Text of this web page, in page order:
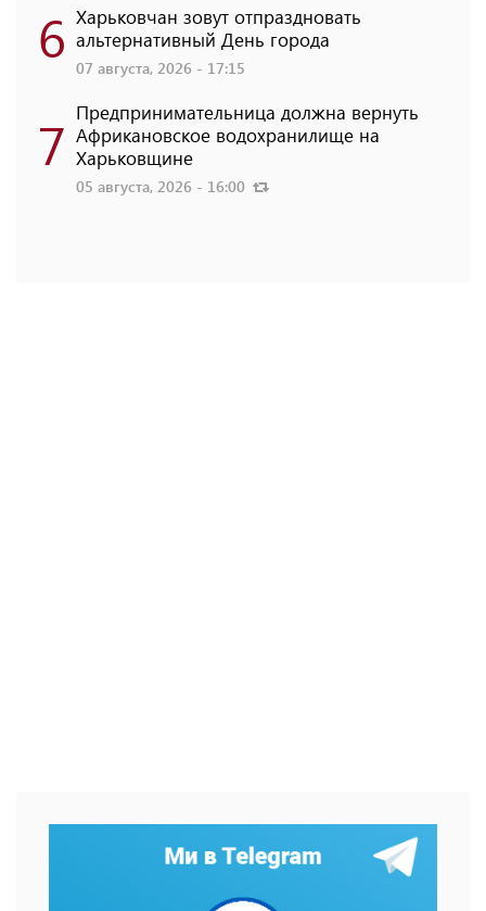
6 Харьковчан зовут отпраздновать
альтернативный День города
07 августа, 2026 - 17:15
7 Предпринимательница должна вернуть
Африкановское водохранилище на
Харьковщине
05 августа, 2026 - 16:00